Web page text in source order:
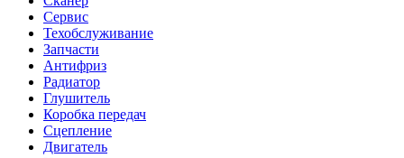
Сервис
Техобслуживание
Запчасти
Антифриз
Радиатор
Глушитель
Коробка передач
Сцепление
Двигатель